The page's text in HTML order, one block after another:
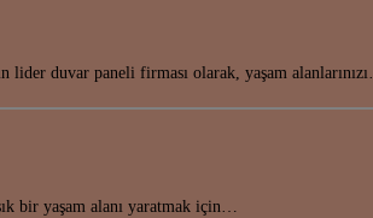
lider duvar paneli firması olarak, yaşam
bir yaşam alanı yaratmak için…